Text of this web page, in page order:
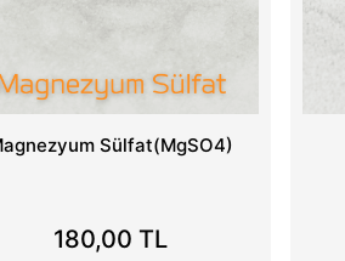
Sülfat(MgSO4)
180,00 TL